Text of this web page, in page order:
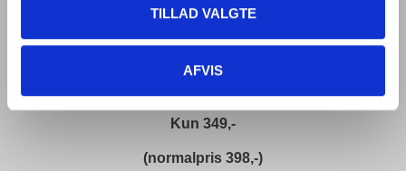
TILLAD VALGTE
AFVIS
Away Tilbud 2
Kun 349,-
(normalpris 398,-)